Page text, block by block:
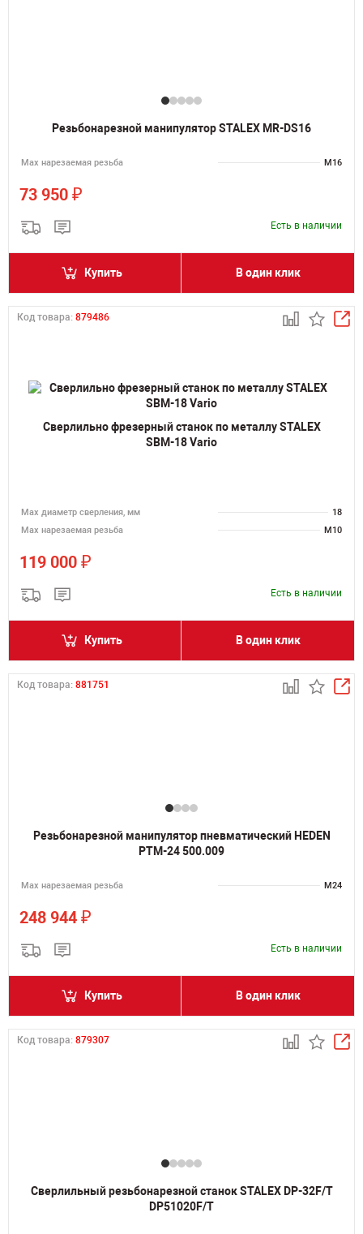
Резьбонарезной манипулятор STALEX MR-DS16
Мах нарезаемая резьба M16
73 950 ₽
Есть в наличии
Купить В один клик
Код товара: 879486
Сверлильно фрезерный станок по металлу STALEX
SBM-18 Vario
Мах диаметр сверления, мм
18
Мах нарезаемая резьба
M10
119 000 ₽
Есть в наличии
Купить В один клик
Код товара: 881751
Резьбонарезной манипулятор пневматический HEDEN
PTM-24 500.009
Мах нарезаемая резьба M24
248 944 ₽
Есть в наличии
Купить В один клик
Код товара: 879307
Сверлильный резьбонарезной станок STALEX DP-32F/T
DP51020F/T